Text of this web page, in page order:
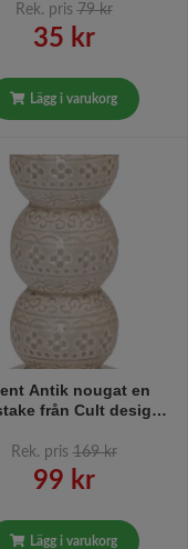
Rek. pris 79 kr
35 kr
Lägg i varukorg
Antik nougat en
från Cult design
Rek. pris 169 kr
99 kr
Lägg i varukorg